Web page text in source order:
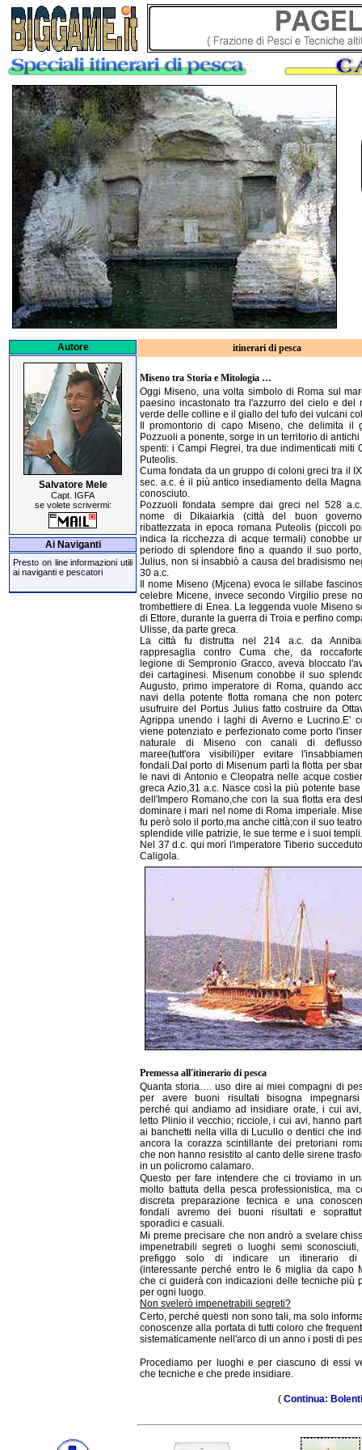
Autore
Salvatore Mele
Capt. IGFA
se volete scrivermi:
Ai Naviganti
Presto on line informazioni utili
ai naviganti e pescatori
itinerari di pesca
Miseno tra Storia e Mitologia …
Oggi Miseno, una volta simbolo di Roma sul
paesino incastonato tra l'azzurro del cielo e del
verde delle colline e il giallo del tufo dei vulcani
Il promontorio di capo Miseno, che delimita il
Pozzuoli a ponente, sorge in un territorio di
spenti: i Campi Flegrei, tra due indimenticati miti
Puteolis.
Cuma fondata da un gruppo di coloni greci tra il
sec. a.c. è il più antico insediamento della
conosciuto.
Pozzuoli fondata sempre dai greci nel 528
nome di Dikaiarkia (città del buon
ribattezzata in epoca romana Puteolis (piccoli
indica la ricchezza di acque termali) conobbe
periodo di splendore fino a quando il suo
Julius, non si insabbiò a causa del bradisismo
30 a.c.
Il nome Miseno (Mjcena) evoca le sillabe
celebre Micene, invece secondo Virgilio prese
trombettiere di Enea. La leggenda vuole Miseno
di Ettore, durante la guerra di Troia e perfino
Ulisse, da parte greca.
La città fu distrutta nel 214 a.c. da
rappresaglia contro Cuma che, da
legione di Sempronio Gracco, aveva bloccato
dei cartaginesi. Misenum conobbe il suo
Augusto, primo imperatore di Roma, quando
navi della potente flotta romana che non
usufruire del Portus Julius fatto costruire da
Agrippa unendo i laghi di Averno e Lucrino.E'
viene potenziato e perfezionato come porto
naturale di Miseno con canali di
maree(tutt'ora visibili)per evitare
fondali.Dal porto di Misenum partì la flotta per
le navi di Antonio e Cleopatra nelle acque
greca Azio,31 a.c. Nasce così la più potente
dell'Impero Romano,che con la sua flotta era
dominare i mari nel nome di Roma imperiale.
fu però solo il porto,ma anche città;con il suo
splendide ville patrizie, le sue terme e i suoi templi.
Nel 37 d.c. qui morì l'imperatore Tiberio
Caligola.
Premessa all'itinerario di pesca
Quanta storia…. uso dire ai miei compagni di
per avere buoni risultati bisogna impegnarsi
perché qui andiamo ad insidiare orate, i cui
letto Plinio il vecchio; ricciole, i cui avi, hanno
ai banchetti nella villa di Lucullo o dentici che
ancora la corazza scintillante dei pretoriani
che non hanno resistito al canto delle sirene
in un policromo calamaro.
Questo per fare intendere che ci troviamo in
molto battuta della pesca professionistica, ma
discreta preparazione tecnica e una
fondali avremo dei buoni risultati e
sporadici e casuali.
Mi preme precisare che non andrò a svelare
impenetrabili segreti o luoghi semi
prefiggo solo di indicare un itinerario di
(interessante perché entro le 6 miglia da capo
che ci guiderà con indicazioni delle tecniche più
per ogni luogo.
Non svelerò impenetrabili segreti?
Certo, perché questi non sono tali, ma solo
conoscenze alla portata di tutti coloro che
sistematicamente nell'arco di un anno i posti di
Procediamo per luoghi e per ciascuno di essi
che tecniche e che prede insidiare.
( Continua: